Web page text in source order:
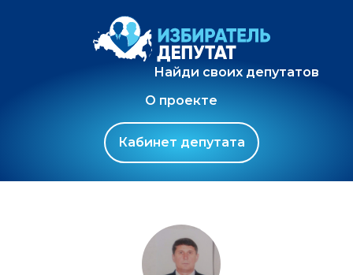
Найди своих депутатов
О проекте
Кабинет депутата